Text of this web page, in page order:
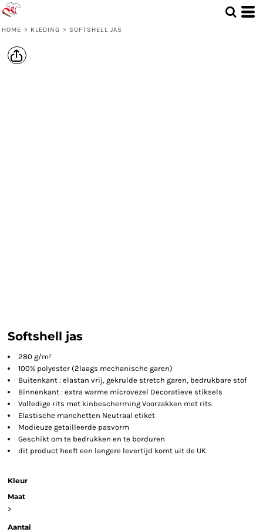
HOME > KLEDING > SOFTSHELL JAS
Softshell jas
280 g/m²
100% polyester (2laags mechanische garen)
Buitenkant : elastan vrij, gekrulde stretch garen, bedrukbare stof
Binnenkant : extra warme microvezel Decoratieve stiksels
Volledige rits met kinbescherming Voorzakken met rits
Elastische manchetten Neutraal etiket
Modieuze getailleerde pasvorm
Geschikt om te bedrukken en te borduren
dit product heeft een langere levertijd komt uit de UK
Kleur
Maat
>
Aantal